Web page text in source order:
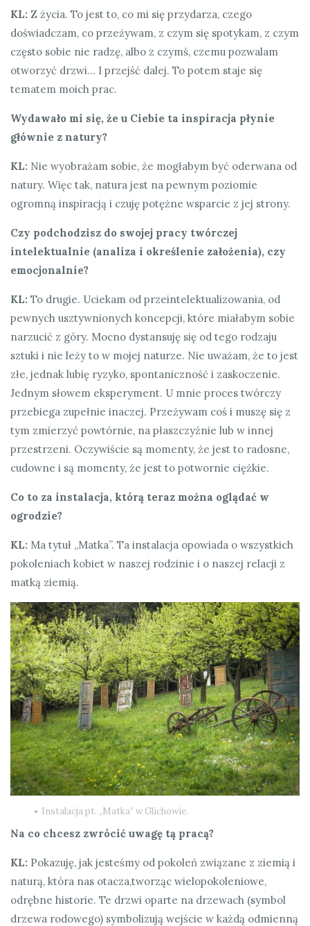
KL: Z życia. To jest to, co mi się przydarza, czego
doświadczam, co przeżywam, z czym się spotykam, z czym
często sobie nie radzę, albo z czymś, czemu pozwalam
otworzyć drzwi… I przejść dalej. To potem staje się
tematem moich prac.
Wydawało mi się, że u Ciebie ta inspiracja płynie
głównie z natury?
KL: Nie wyobrażam sobie, że mogłabym być oderwana od
natury. Więc tak, natura jest na pewnym poziomie
ogromną inspiracją i czuję potężne wsparcie z jej strony.
Czy podchodzisz do swojej pracy twórczej
intelektualnie (analiza i określenie założenia), czy
emocjonalnie?
KL: To drugie. Uciekam od przeintelektualizowania, od
pewnych usztywnionych koncepcji, które miałabym sobie
narzucić z góry. Mocno dystansuję się od tego rodzaju
sztuki i nie leży to w mojej naturze. Nie uważam, że to jest
złe, jednak lubię ryzyko, spontaniczność i zaskoczenie.
Jednym słowem eksperyment. U mnie proces twórczy
przebiega zupełnie inaczej. Przeżywam coś i muszę się z
tym zmierzyć powtórnie, na płaszczyźnie lub w innej
przestrzeni. Oczywiście są momenty, że jest to radosne,
cudowne i są momenty, że jest to potwornie ciężkie.
Co to za instalacja, którą teraz można oglądać w
ogrodzie?
KL: Ma tytuł „Matka”. Ta instalacja opowiada o wszystkich
pokoleniach kobiet w naszej rodzinie i o naszej relacji z
matką ziemią.
Instalacja pt. „Matka” w Glichowie.
Na co chcesz zwrócić uwagę tą pracą?
KL: Pokazuję, jak jesteśmy od pokoleń związane z ziemią i
naturą, która nas otacza,tworząc wielopokoleniowe,
odrębne historie. Te drzwi oparte na drzewach (symbol
drzewa rodowego) symbolizują wejście w każdą odmienną